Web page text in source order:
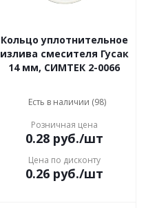
Кольцо уплотнительное
излива смесителя Гусак
14 мм, СИМТЕК 2-0066
Есть в наличии (98)
Розничная цена
0.28руб./шт
Цена по дисконту
0.26руб./шт